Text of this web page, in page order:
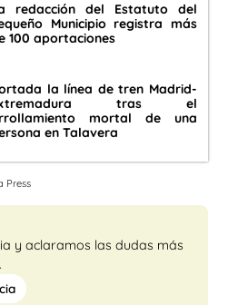
redacción del Estatuto del
Municipio registra más
100 aportaciones
la línea de tren Madrid-
tras el
mortal de una
en Talavera
Press
y aclaramos las dudas más